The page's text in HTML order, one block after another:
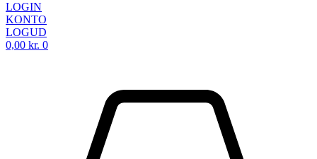
LOGIN
KONTO
LOGUD
0,00 kr. 0